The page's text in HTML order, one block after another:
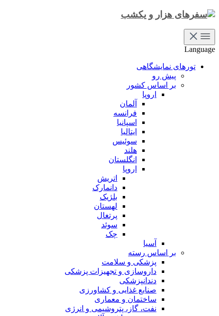
Language
تورهای نمایشگاهی
پیش رو
بر اساس کشور
اروپا
آلمان
فرانسه
اسپانیا
ایتالیا
سوئیس
هلند
انگلستان
اروپا
اتریش
دانمارک
بلژیک
لهستان
پرتغال
سوئد
چک
آسیا
بر اساس رسته
پزشکی و سلامت
داروسازی و تجهیزات پزشکی
دندانپزشکی
صنایع غذایی و کشاورزی
ساختمان و معماری
نفت، گاز، پتروشیمی و انرژی